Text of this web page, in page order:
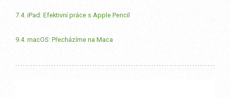
7.4. iPad: Efektivní práce s Apple Pencil
9.4. macOS: Přecházíme na Maca